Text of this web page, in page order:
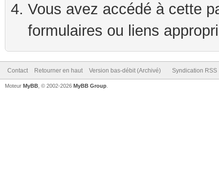
Vous avez accédé à cette
formulaires ou liens
Contact Retourner en haut Version bas-débit (Archivé) Syndication RSS
Moteur MyBB , © 2002-2026 MyBB Group